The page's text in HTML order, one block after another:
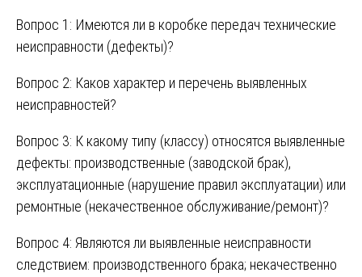
Вопрос 1: Имеются ли в коробке передач технические
неисправности (дефекты)?
Вопрос 2: Каков характер и перечень выявленных
неисправностей?
Вопрос 3: К какому типу (классу) относятся выявленные
дефекты: производственные (заводской брак),
эксплуатационные (нарушение правил эксплуатации) или
ремонтные (некачественное обслуживание/ремонт)?
Вопрос 4: Являются ли выявленные неисправности
следствием: производственного брака; некачественно